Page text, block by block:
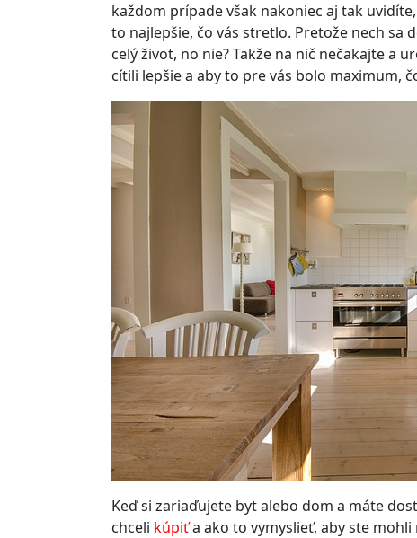
každom prípade však nakoniec aj tak
to najlepšie, čo vás stretlo. Pretože nech sa
celý život, no nie? Takže na nič nečakajte a
cítili lepšie a aby to pre vás bolo maximum,
Keď si zariaďujete byt alebo dom a máte
chceli kúpiťa ako to vymyslieť, aby ste